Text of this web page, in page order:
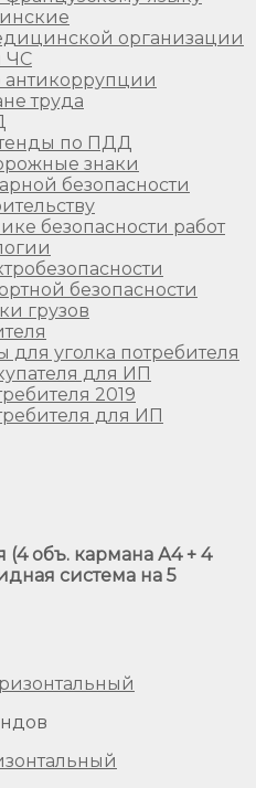
организации
ЧС
антикоррупции
труда
по ПДД
знаки
безопасности
безопасности работ
безопасности
грузов
для уголка потребителя
для ИП
2019
для ИП
(4 объ. кармана А4 + 4
система на 5